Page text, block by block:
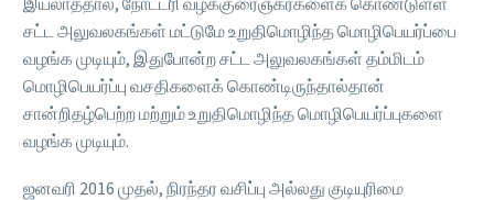
சட்ட அலுவலகங்கள் மட்டுமே உறுதிமொழிந்த மொழிபெயர்ப்பை
வழங்க முடியும், இதுபோன்ற சட்ட அலுவலகங்கள் தம்மிடம்
மொழிபெயர்ப்பு வசதிகளைக் கொண்டிருந்தால்தான்
சான்றிதழ்பெற்ற மற்றும் உறுதிமொழிந்த மொழிபெயர்ப்புகளை
வழங்க முடியும்.
ஜனவரி 2016 முதல், நிரந்தர வசிப்பு அல்லது குடியுரிமை